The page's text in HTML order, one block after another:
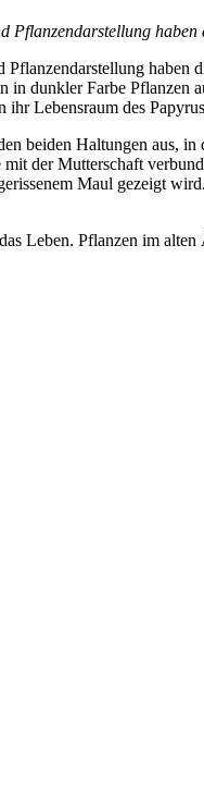
dunkler Farbe
Lebensraum des
beiden Haltungen aus,
der Mutterschaft
Maul gezeigt
Leben. Pflanzen im